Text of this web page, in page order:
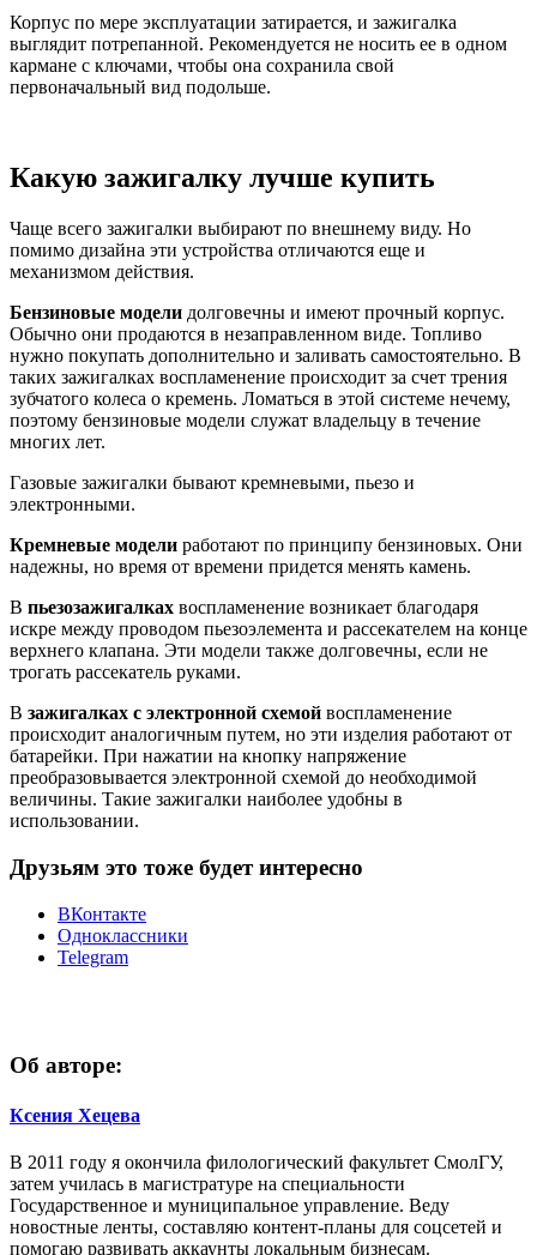
Корпус по мере эксплуатации затирается, и зажигалка
выглядит потрепанной. Рекомендуется не носить ее в одном
кармане с ключами, чтобы она сохранила свой
первоначальный вид подольше.
Какую зажигалку лучше купить
Чаще всего зажигалки выбирают по внешнему виду. Но
помимо дизайна эти устройства отличаются еще и
механизмом действия.
Бензиновые модели долговечны и имеют прочный корпус.
Обычно они продаются в незаправленном виде. Топливо
нужно покупать дополнительно и заливать самостоятельно. В
таких зажигалках воспламенение происходит за счет трения
зубчатого колеса о кремень. Ломаться в этой системе нечему,
поэтому бензиновые модели служат владельцу в течение
многих лет.
Газовые зажигалки бывают кремневыми, пьезо и
электронными.
Кремневые модели работают по принципу бензиновых. Они
надежны, но время от времени придется менять камень.
В пьезозажигалках воспламенение возникает благодаря
искре между проводом пьезоэлемента и рассекателем на конце
верхнего клапана. Эти модели также долговечны, если не
трогать рассекатель руками.
В зажигалках с электронной схемой воспламенение
происходит аналогичным путем, но эти изделия работают от
батарейки. При нажатии на кнопку напряжение
преобразовывается электронной схемой до необходимой
величины. Такие зажигалки наиболее удобны в
использовании.
Друзьям это тоже будет интересно
ВКонтакте
Одноклассники
Telegram
Об авторе:
Ксения Хецева
В 2011 году я окончила филологический факультет СмолГУ,
затем училась в магистратуре на специальности
Государственное и муниципальное управление. Веду
новостные ленты, составляю контент-планы для соцсетей и
помогаю развивать аккаунты локальным бизнесам.